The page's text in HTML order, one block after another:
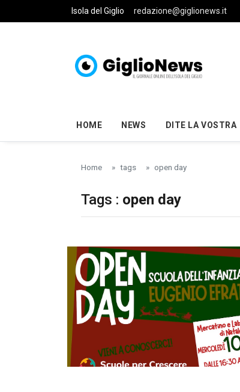
Skip to main content
Isola del Giglio redazione@giglionews.it
HOME NEWS DITE LA VOSTRA
Home tags open day
Tags : open day